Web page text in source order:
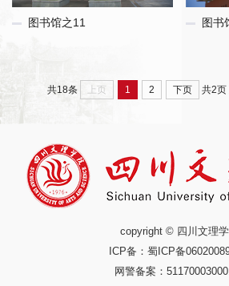
图书馆之11 图书
共18条 上页 1 2 下页 共2页
copyright © 四川文理
ICP备： 蜀ICP备
网警备案：